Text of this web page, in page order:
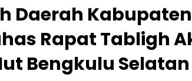
Daerah
Rapat Tabligh
Bengkulu Selatan